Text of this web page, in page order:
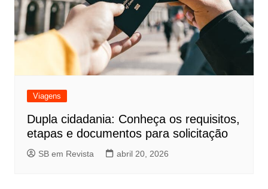
Viagens
Dupla cidadania: Conheça os requisitos,
etapas e documentos para solicitação
SB em Revista abril 20, 2026